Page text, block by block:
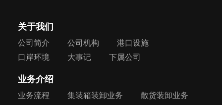
关于我们
公司简介 公司机构
港口设施
口岸环境
大事记 下属公司
业务介绍
业务流程 集装箱装卸业务
散货装卸业务